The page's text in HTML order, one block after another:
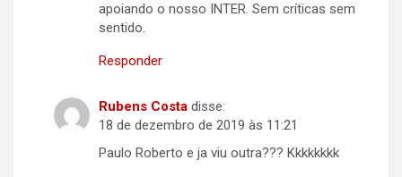
apoiando o nosso INTER. Sem críticas sem
sentido.
Responder
Rubens Costa disse:
18 de dezembro de 2019 às 11:21
Paulo Roberto e ja viu outra??? Kkkkkkkk